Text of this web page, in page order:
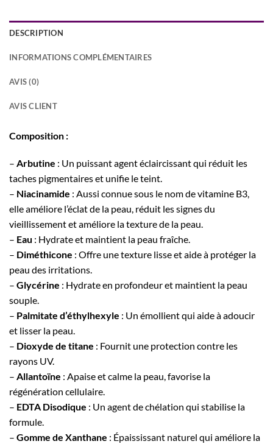
DESCRIPTION
INFORMATIONS COMPLÉMENTAIRES
AVIS (0)
AVIS CLIENT
Composition :
– Arbutine : Un puissant agent éclaircissant qui réduit les
taches pigmentaires et unifie le teint.
– Niacinamide : Aussi connue sous le nom de vitamine B3,
elle améliore l’éclat de la peau, réduit les signes du
vieillissement et améliore la texture de la peau.
– Eau : Hydrate et maintient la peau fraîche.
– Diméthicone : Offre une texture lisse et aide à protéger la
peau des irritations.
– Glycérine : Hydrate en profondeur et maintient la peau
souple.
– Palmitate d’éthylhexyle : Un émollient qui aide à adoucir
et lisser la peau.
– Dioxyde de titane : Fournit une protection contre les
rayons UV.
– Allantoïne : Apaise et calme la peau, favorise la
régénération cellulaire.
– EDTA Disodique : Un agent de chélation qui stabilise la
formule.
– Gomme de Xanthane : Épaississant naturel qui améliore la